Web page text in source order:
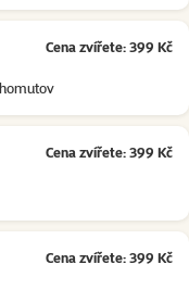
Cena zvířete: 399 Kč
Cena zvířete: 399 Kč
Cena zvířete: 399 Kč